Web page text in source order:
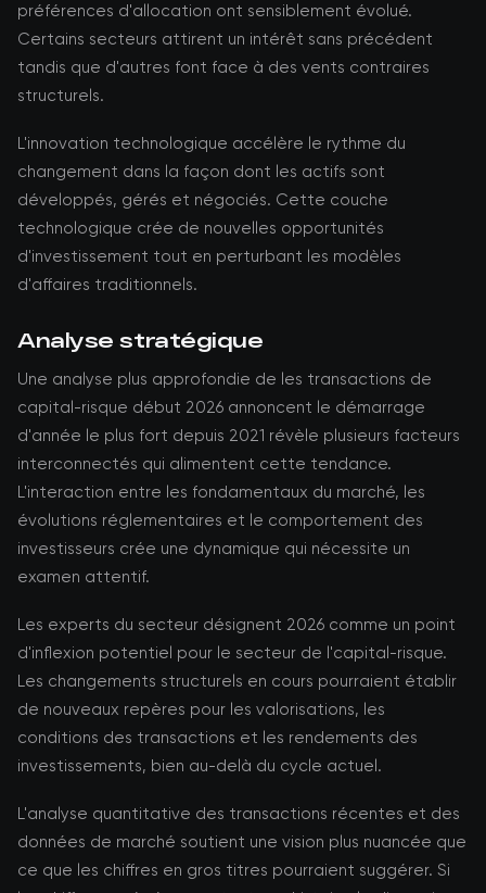
préférences d'allocation ont sensiblement évolué.
Certains secteurs attirent un intérêt sans précédent
tandis que d'autres font face à des vents contraires
structurels.
L'innovation technologique accélère le rythme du
changement dans la façon dont les actifs sont
développés, gérés et négociés. Cette couche
technologique crée de nouvelles opportunités
d'investissement tout en perturbant les modèles
d'affaires traditionnels.
Analyse stratégique
Une analyse plus approfondie de les transactions de
capital-risque début 2026 annoncent le démarrage
d'année le plus fort depuis 2021 révèle plusieurs facteurs
interconnectés qui alimentent cette tendance.
L'interaction entre les fondamentaux du marché, les
évolutions réglementaires et le comportement des
investisseurs crée une dynamique qui nécessite un
examen attentif.
Les experts du secteur désignent 2026 comme un point
d'inflexion potentiel pour le secteur de l'capital-risque.
Les changements structurels en cours pourraient établir
de nouveaux repères pour les valorisations, les
conditions des transactions et les rendements des
investissements, bien au-delà du cycle actuel.
L'analyse quantitative des transactions récentes et des
données de marché soutient une vision plus nuancée que
ce que les chiffres en gros titres pourraient suggérer. Si